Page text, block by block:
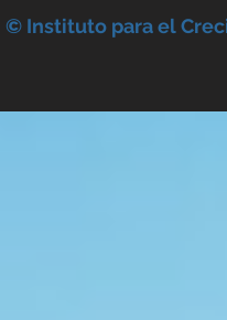
© Instituto para el